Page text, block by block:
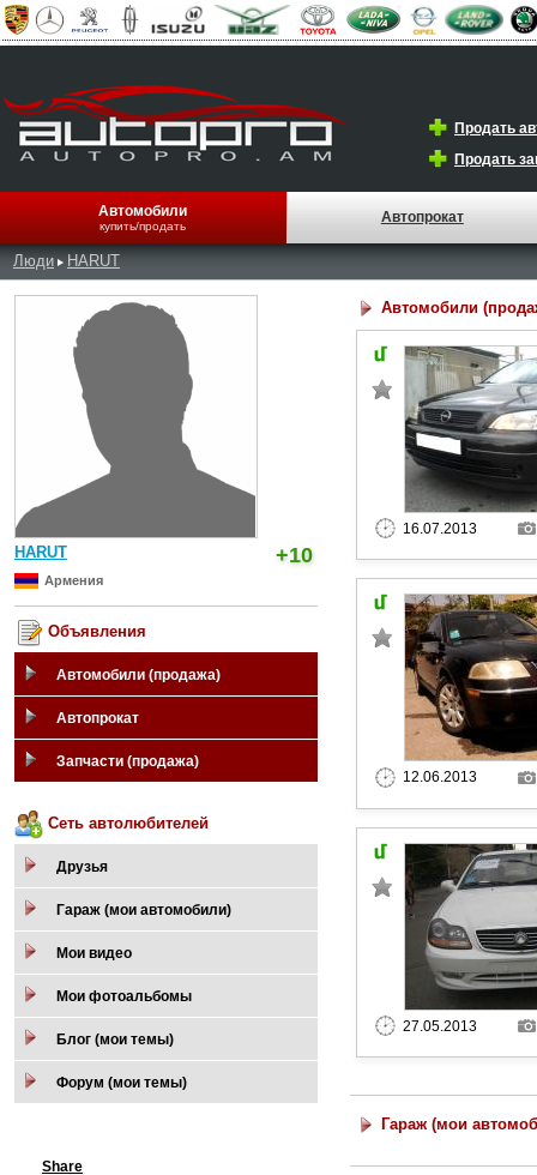
Продать
Продать
Автомобили
купить/продать
Автопрокат
Люди HARUT
HARUT +10
Армения
Объявления
Автомобили (продажа)
Автопрокат
Запчасти (продажа)
Сеть автолюбителей
Друзья
Гараж (мои автомобили)
Мои видео
Мои фотоальбомы
Блог (мои темы)
Форум (мои темы)
Share
Автомобили
16.07.2013
12.06.2013
27.05.2013
Гараж (мои